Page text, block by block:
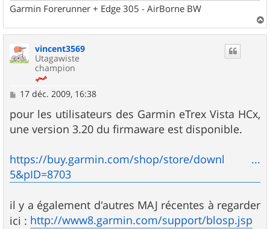
Garmin Forerunner + Edge 305 - AirBorne BW
a
vincent3569
Utagawiste
champion
M
s
s
a
17 déc. 2009, 16:38
pour les utilisateurs des Garmin eTrex Vista HCx,
une version 3.20 du firmaware est disponible.
https://buy.garmin.com/shop/store/downl ...
5&pID=8703
il y a également d'autres MAJ récentes à regarder
ici : http://www8.garmin.com/support/blosp.jsp